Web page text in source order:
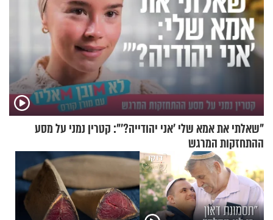
"שאלתי את אמא שלי 'אני יהודייה?'": קטרין נמני על מסע
ההתחזקות המרגש